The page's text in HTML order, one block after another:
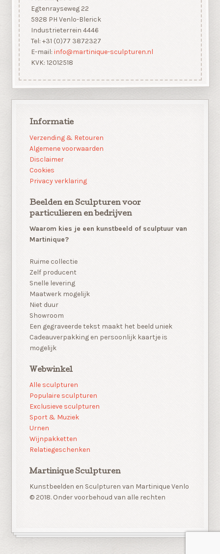
Egtenrayseweg 22
5928 PH Venlo-Blerick
Industrieterrein 4446
Tel: +31 (0)77 3872327
E-mail: info@martinique-sculpturen.nl
KVK: 12012518
Informatie
Verzending & Retouren
Algemene voorwaarden
Disclaimer
Cookies
Privacy verklaring
Beelden en Sculpturen voor
particulieren en bedrijven
Waarom kies je een kunstbeeld of sculptuur van
Martinique?
Ruime collectie
Zelf producent
Snelle levering
Maatwerk mogelijk
Niet duur
Showroom
Een gegraveerde tekst maakt het beeld uniek
Cadeauverpakking en persoonlijk kaartje is
mogelijk
Webwinkel
Alle sculpturen
Populaire sculpturen
Exclusieve sculpturen
Sport & Muziek
Urnen
Wijnpakketten
Relatiegeschenken
Martinique Sculpturen
Kunstbeelden en Sculpturen van Martinique Venlo
© 2018. Onder voorbehoud van alle rechten